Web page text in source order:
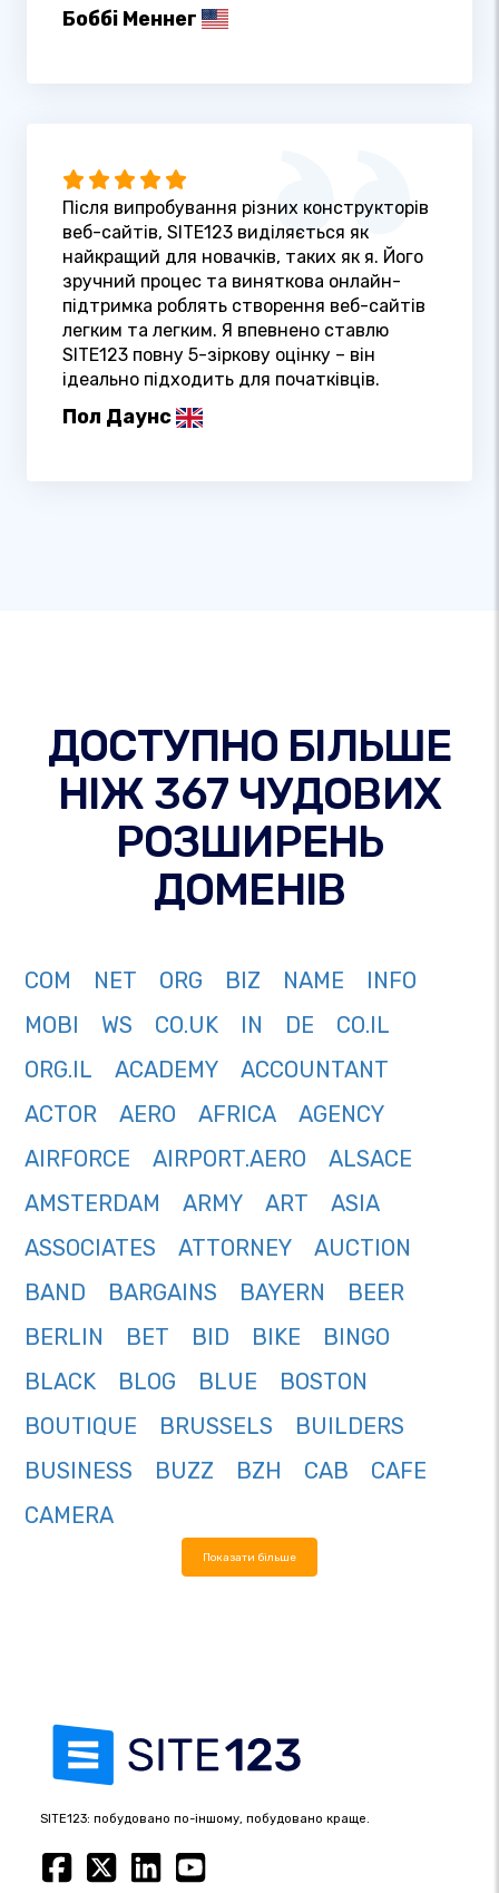
Боббі Меннег
Після випробування різних конструкторів
веб-сайтів, SITE123 виділяється як
найкращий для новачків, таких як я. Його
зручний процес та виняткова онлайн-
підтримка роблять створення веб-сайтів
легким та легким. Я впевнено ставлю
SITE123 повну 5-зіркову оцінку – він
ідеально підходить для початківців.
Пол Даунс
ДОСТУПНО БІЛЬШЕ
НІЖ 367 ЧУДОВИХ
РОЗШИРЕНЬ
ДОМЕНІВ
COM NET ORG BIZ NAME
INFO
MOBI
WS CO.UK IN DE
CO.IL
ORG.IL
ACADEMY
ACCOUNTANT
ACTOR
AERO AFRICA
AGENCY
AIRFORCE
AIRPORT.AERO
ALSACE
AMSTERDAM
ARMY ART
ASIA
ASSOCIATES
ATTORNEY
AUCTION
BAND
BARGAINS BAYERN
BEER
BERLIN
BET BID BIKE
BINGO
BLACK
BLOG BLUE
BOSTON
BOUTIQUE
BRUSSELS
BUILDERS
BUSINESS
BUZZ BZH CAB
CAFE
CAMERA
Показати більше
SITE123: побудовано по-іншому, побудовано краще.